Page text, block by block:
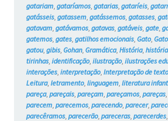
gatariam, gataríamos, gatarias, gataríeis,
gatásseis, gatassem, gatássemos, gatasses,
gatavam, gatávamos, gatavas, gatáveis, gate,
gatemos, gates, gatilhos emocionais, Gato,
gatou, gibis, Gohan, Gramática, História,
tirinhas, identificação, ilustração, ilustrações
interações, interpretação, Interpretação de texto
Leitura, letramento, linguagem, literatura
pareça, pareçais, pareçam, pareçamos, pareças,
parecem, parecemos, parecendo, parecer,
parecêramos, parecerão, pareceras, parecerdes,